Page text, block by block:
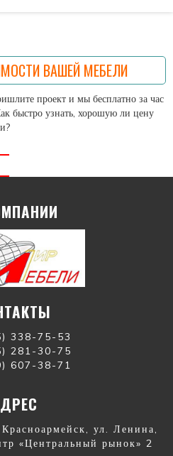
ВАШЕЙ МЕБЕЛИ
проект и мы бесплатно за час
быстро узнать, хорошую ли цену
338-75-53
281-30-75
607-38-71
ул. Ленина,
«Центральный рынок» 2